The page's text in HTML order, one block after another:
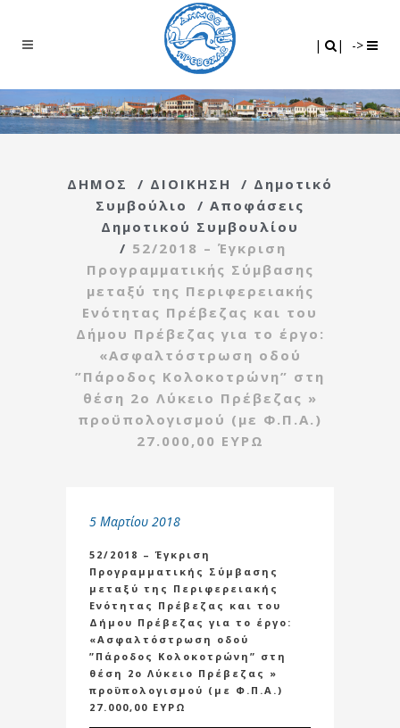
| | ->
ΔΗΜΟΣ / ΔΙΟΙΚΗΣΗ / Δημοτικό
Συμβούλιο
/ Αποφάσεις
Δημοτικού Συμβουλίου
/ 52/2018 – Έγκριση
Προγραμματικής Σύμβασης
μεταξύ της Περιφερειακής
Ενότητας Πρέβεζας και του
Δήμου Πρέβεζας για το έργο:
«Ασφαλτόστρωση οδού
”Πάροδος Κολοκοτρώνη” στη
θέση 2ο Λύκειο Πρέβεζας »
προϋπολογισμού (με Φ.Π.Α.)
27.000,00 ΕΥΡΩ
5 Μαρτίου 2018
52/2018 – Έγκριση
Προγραμματικής Σύμβασης
μεταξύ της Περιφερειακής
Ενότητας Πρέβεζας και του
Δήμου Πρέβεζας για το έργο:
«Ασφαλτόστρωση οδού
”Πάροδος Κολοκοτρώνη” στη
θέση 2ο Λύκειο Πρέβεζας »
προϋπολογισμού (με Φ.Π.Α.)
27.000,00 ΕΥΡΩ